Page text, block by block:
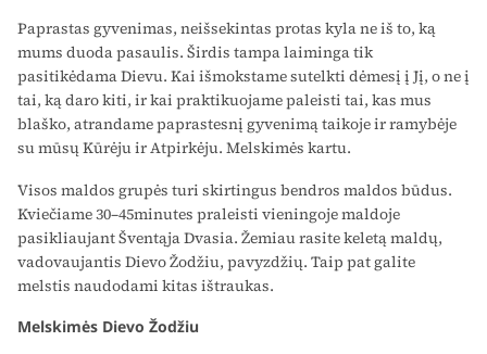
Paprastas gyvenimas, neišsekintas protas kyla ne iš to, ką
mums duoda pasaulis. Širdis tampa laiminga tik
pasitikėdama Dievu. Kai išmokstame sutelkti dėmesį į Jį, o ne į
tai, ką daro kiti, ir kai praktikuojame paleisti tai, kas mus
blaško, atrandame paprastesnį gyvenimą taikoje ir ramybėje
su mūsų Kūrėju ir Atpirkėju. Melskimės kartu.
Visos maldos grupės turi skirtingus bendros maldos būdus.
Kviečiame 30–45minutes praleisti vieningoje maldoje
pasikliaujant Šventąja Dvasia. Žemiau rasite keletą maldų,
vadovaujantis Dievo Žodžiu, pavyzdžių. Taip pat galite
melstis naudodami kitas ištraukas.
Melskimės Dievo Žodžiu